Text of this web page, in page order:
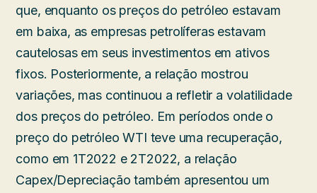
que, enquanto os preços do petróleo estavam
em baixa, as empresas petrolíferas estavam
cautelosas em seus investimentos em ativos
fixos. Posteriormente, a relação mostrou
variações, mas continuou a refletir a volatilidade
dos preços do petróleo. Em períodos onde o
preço do petróleo WTI teve uma recuperação,
como em 1T2022 e 2T2022, a relação
Capex/Depreciação também apresentou um